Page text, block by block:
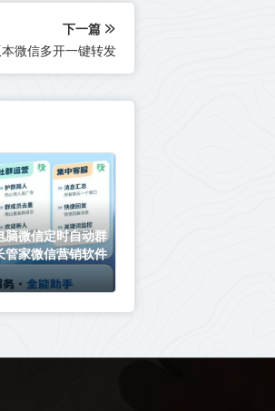
下一篇
微信多开一键转发
脑微信定时自动群
管家微信营销软件